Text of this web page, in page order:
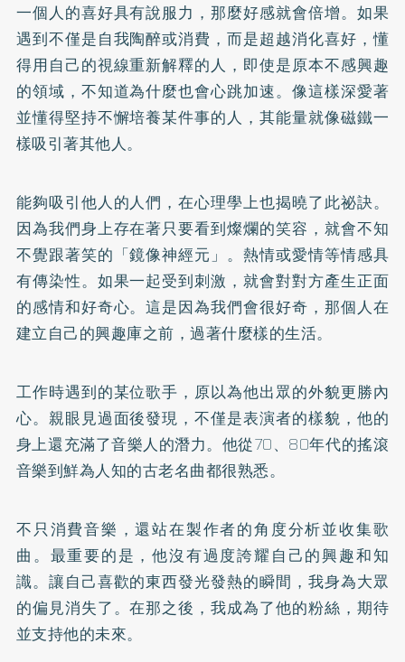
一個人的喜好具有說服力，那麼好感就會倍增。如果
遇到不僅是自我陶醉或消費，而是超越消化喜好，懂
得用自己的視線重新解釋的人，即使是原本不感興趣
的領域，不知道為什麼也會心跳加速。像這樣深愛著
並懂得堅持不懈培養某件事的人，其能量就像磁鐵一
樣吸引著其他人。
能夠吸引他人的人們，在心理學上也揭曉了此祕訣。
因為我們身上存在著只要看到燦爛的笑容，就會不知
不覺跟著笑的「鏡像神經元」。熱情或愛情等情感具
有傳染性。如果一起受到刺激，就會對對方產生正面
的感情和好奇心。這是因為我們會很好奇，那個人在
建立自己的興趣庫之前，過著什麼樣的生活。
工作時遇到的某位歌手，原以為他出眾的外貌更勝內
心。親眼見過面後發現，不僅是表演者的樣貌，他的
身上還充滿了音樂人的潛力。他從70、80年代的搖滾
音樂到鮮為人知的古老名曲都很熟悉。
不只消費音樂，還站在製作者的角度分析並收集歌
曲。最重要的是，他沒有過度誇耀自己的興趣和知
識。讓自己喜歡的東西發光發熱的瞬間，我身為大眾
的偏見消失了。在那之後，我成為了他的粉絲，期待
並支持他的未來。